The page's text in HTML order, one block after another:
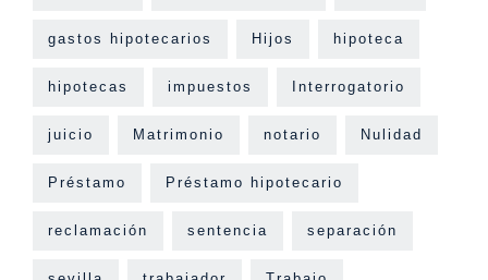
gastos hipotecarios Hijos hipoteca
hipotecas impuestos Interrogatorio
juicio Matrimonio notario Nulidad
Préstamo Préstamo hipotecario
reclamación sentencia separación